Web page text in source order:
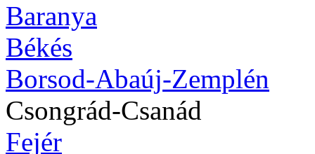
Baranya
Békés
Borsod-Abaúj-Zemplén
Csongrád-Csanád
Fejér